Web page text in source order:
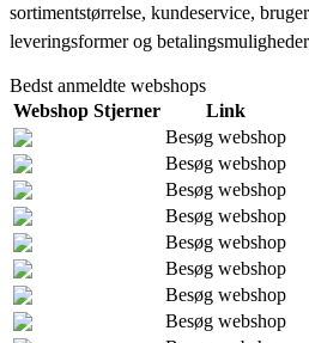
sortimentstørrelse, kundeservice,
leveringsformer og
Bedst anmeldte webshops
Webshop Stjerner
Link
Besøg webshop
Besøg webshop
Besøg webshop
Besøg webshop
Besøg webshop
Besøg webshop
Besøg webshop
Besøg webshop